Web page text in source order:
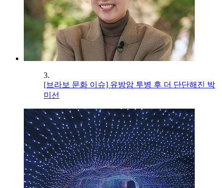
3.
[브라보 문화 이슈] 유방암 투병 후 더 단단해진 박
미선